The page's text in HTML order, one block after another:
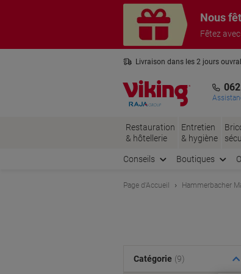
Nous
Fêtez
Livraison dans les 2 jours
Restauration
& hôtellerie
Entretien
& hygiène
Conseils Boutiques
Page d'Accueil Hammerbacher
Catégorie (9)